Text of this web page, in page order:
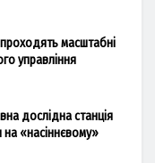
масштабні
управління
дослідна станція
на «насіннєвому»